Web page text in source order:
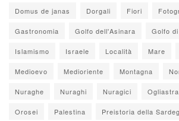
Domus de janas Dorgali Fiori
Gastronomia Golfo dell'Asinara Golfo
Islamismo Israele Località Mare
Medioevo Medioriente Montagna
Nuraghe Nuraghi Nuragici Ogliastra
Orosei Palestina Preistoria della